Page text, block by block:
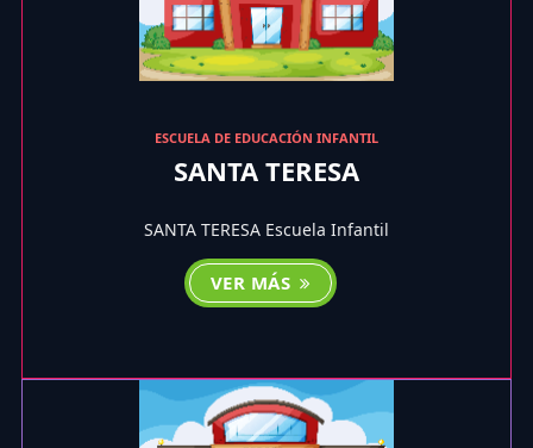
ESCUELA DE EDUCACIÓN INFANTIL
SANTA TERESA
SANTA TERESA Escuela Infantil
VER MÁS